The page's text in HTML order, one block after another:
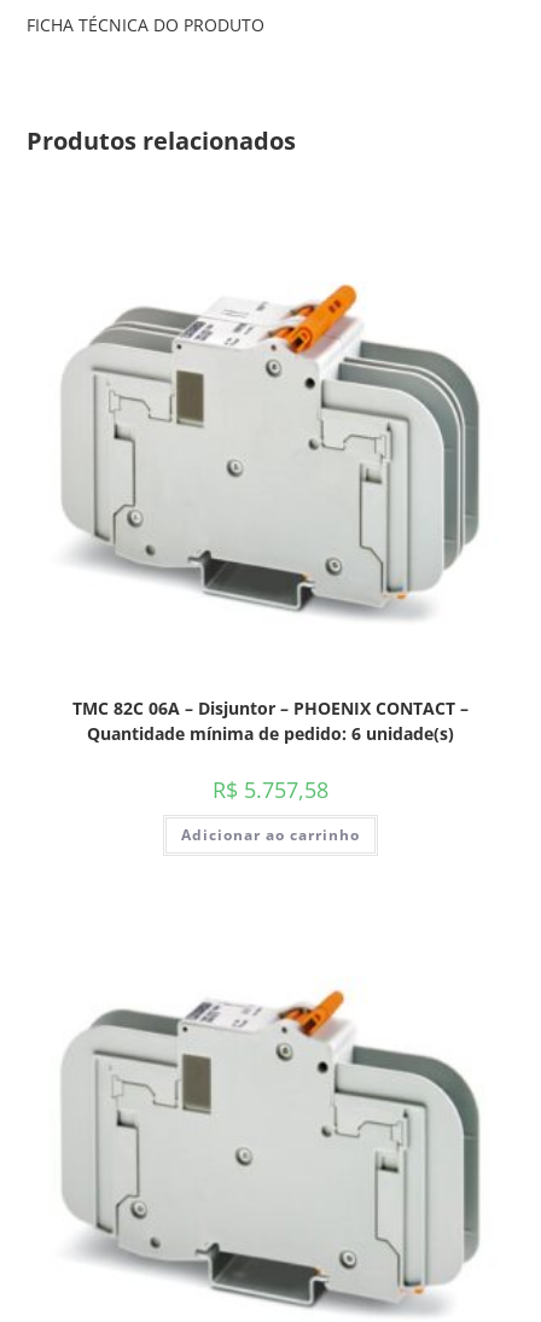
FICHA TÉCNICA DO PRODUTO
Produtos relacionados
TMC 82C 06A – Disjuntor – PHOENIX CONTACT –
Quantidade mínima de pedido: 6 unidade(s)
R$ 5.757,58
Adicionar ao carrinho